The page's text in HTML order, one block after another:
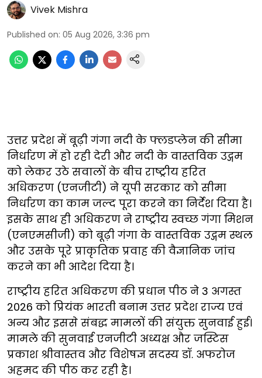
Vivek Mishra
Published on: 05 Aug 2026, 3:36 pm
उत्तर प्रदेश में बूढ़ी गंगा नदी के फ्लडप्लेन की सीमा
निर्धारण में हो रही देरी और नदी के वास्तविक उद्गम
को लेकर उठे सवालों के बीच राष्ट्रीय हरित
अधिकरण (एनजीटी) ने यूपी सरकार को सीमा
निर्धारण का काम जल्द पूरा करने का निर्देश दिया है।
इसके साथ ही अधिकरण ने राष्ट्रीय स्वच्छ गंगा मिशन
(एनएमसीजी) को बूढ़ी गंगा के वास्तविक उद्गम स्थल
और उसके पूरे प्राकृतिक प्रवाह की वैज्ञानिक जांच
करने का भी आदेश दिया है।
राष्ट्रीय हरित अधिकरण की प्रधान पीठ ने 3 अगस्त
2026 को प्रियंक भारती बनाम उत्तर प्रदेश राज्य एवं
अन्य और इससे संबद्ध मामलों की संयुक्त सुनवाई हुई।
मामले की सुनवाई एनजीटी अध्यक्ष और जस्टिस
प्रकाश श्रीवास्तव और विशेषज्ञ सदस्य डॉ. अफरोज
अहमद की पीठ कर रही है।